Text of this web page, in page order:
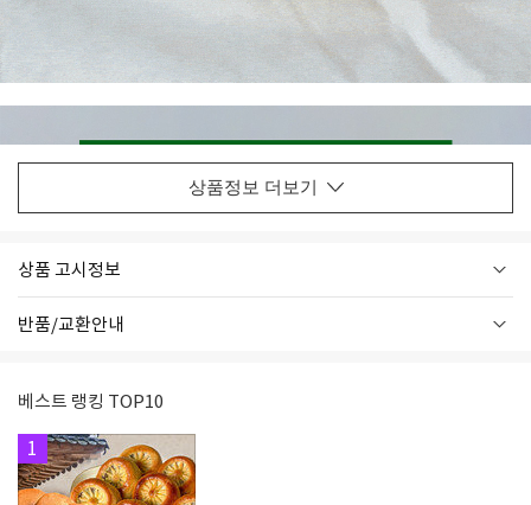
상품정보 더보기
상품 고시정보
반품/교환안내
베스트 랭킹 TOP10
1